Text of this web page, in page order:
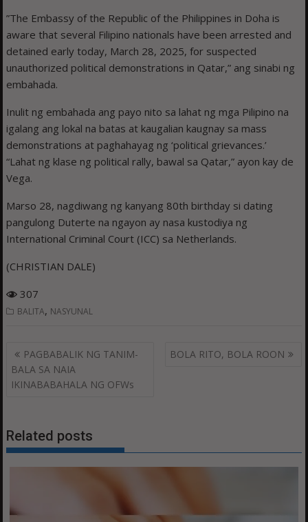
”The Embassy of the Republic of the Philippines in Doha is
aware that several Filipino nationals have been arrested and
detained early today, March 28, 2025, for suspected
unauthorized political demonstrations in Qatar,” ang sinabi ng
embahada.
Inulit ng embahada ang payo nito sa lahat ng mga Pilipino na
igalang ang lokal na batas at kaugalian kaugnay sa mass
demonstrations at paghahayag ng ‘political grievances.’
“Lahat ng klase ng political rally, bawal sa Qatar,” ayon kay de
Vega.
Marso 28, nagdiwang ng kanyang 80th birthday si dating
pangulong Duterte na ngayon ay nasa kustodiya ng
International Criminal Court (ICC) sa Netherlands.
(CHRISTIAN DALE)
307
BALITA, NASYUNAL
Post
navigation
PAGBABALIK NG TANIM-
BALA SA NAIA
IKINABABAHALA NG OFWs
BOLA RITO, BOLA ROON
Related posts